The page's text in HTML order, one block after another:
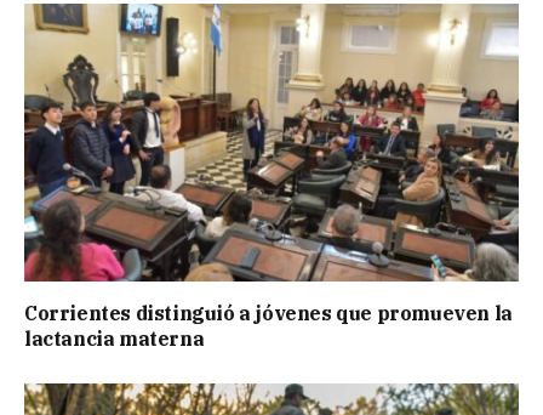
Corrientes distinguió a jóvenes que promueven la
lactancia materna